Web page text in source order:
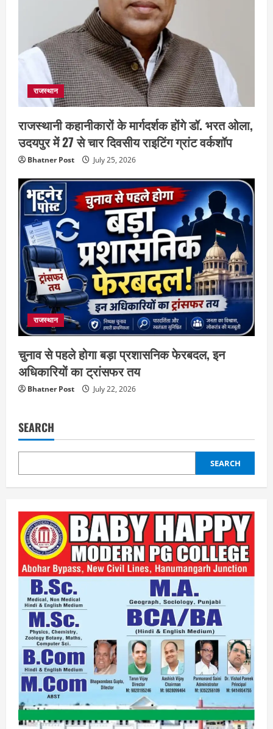
राजस्थान
राजस्थानी कहानीकारों के मार्गदर्शक होंगे डॉ. भरत ओला,
उदयपुर में 27 से चार दिवसीय राइटिंग ग्रांट वर्कशॉप
Bhatner Post July 25, 2026
राजस्थान
चुनाव से पहले होगा बड़ा प्रशासनिक फेरबदल, इन
अधिकारियों का ट्रांसफर तय
Bhatner Post July 22, 2026
SEARCH
SEARCH